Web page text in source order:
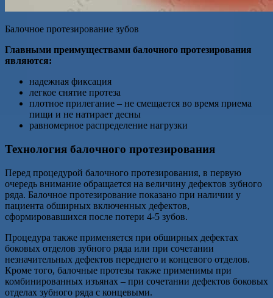
Балочное протезирование зубов
Главными преимуществами балочного протезирования
являются:
надежная фиксация
легкое снятие протеза
плотное прилегание – не смещается во время приема
пищи и не натирает десны
равномерное распределение нагрузки
Технология балочного протезирования
Перед процедурой балочного протезирования, в первую
очередь внимание обращается на величину дефектов зубного
ряда. Балочное протезирование показано при наличии у
пациента обширных включенных дефектов,
сформировавшихся после потери 4-5 зубов.
Процедура также применяется при обширных дефектах
боковых отделов зубного ряда или при сочетании
незначительных дефектов переднего и концевого отделов.
Кроме того, балочные протезы также применимы при
комбинированных изъянах – при сочетании дефектов боковых
отделах зубного ряда с концевыми.